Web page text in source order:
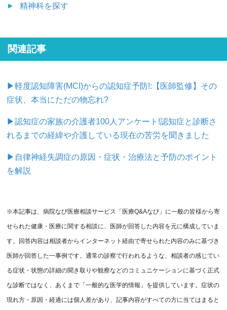
精神科を探す
関連記事
▶軽度認知障害(MCI)からの認知症予防!:【医師監修】その
症状、本当にただの物忘れ?
▶認知症の家族の介護者100人アンケート!認知症と診断さ
れるまでの経緯や介護している現在の苦労を聞きました
▶自律神経失調症の原因・症状・治療法と予防のポイント
を解説
※本記事は、病院なび医療相談サービス「医療Q&Aなび」に一般の皆様から寄
せられた健康・医療に関する相談に、医師が回答した内容を元に構成していま
す。回答内容は相談者からインターネット経由で寄せられた内容のみに基づき
医師が回答した一事例です。通常の診察で行われるような、相談者の感じてい
る症状・状態の詳細の聞き取りや観察などのコミュニケーションに基づく正式
な診断ではなく、あくまで「一般的な医学的情報」を提供しています。症状の
現れ方・原因・経過には個人差があり、記事内容がすべての方に当てはまると